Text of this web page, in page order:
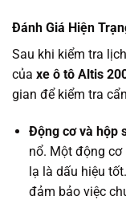
Đánh Giá Hiện
Sau khi kiểm tra
của xe ô tô Altis
gian để kiểm tra
Động cơ và hộp
nổ. Một động
lạ là dấu hiệu
đảm bảo việc